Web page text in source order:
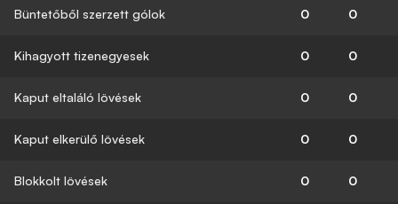
Büntetőből szerzett gólok 0 0
Kihagyott tizenegyesek 0 0
Kaput eltaláló lövések 0 0
Kaput elkerülő lövések 0 0
Blokkolt lövések 0 0